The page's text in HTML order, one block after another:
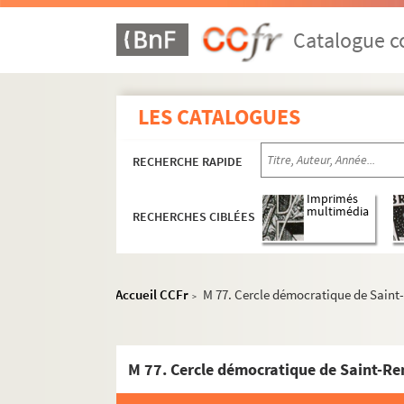
Catalogue
LES CATALOGUES
RECHERCHE RAPIDE
RECHERCHES CIBLÉES
Imprimés
multimédia
Accueil CCFr > M 77. Cercle démocratique de
M 77. Cercle démocratique de Saint-